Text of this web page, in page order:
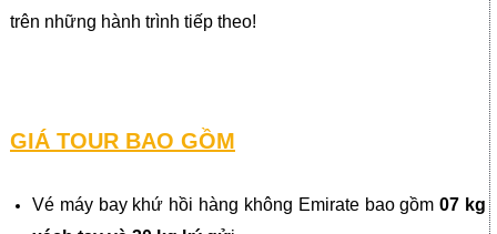
trên những hành trình tiếp theo!
GIÁ TOUR BAO GỒM
Vé máy bay khứ hồi hàng không Emirate bao gồm07 kg